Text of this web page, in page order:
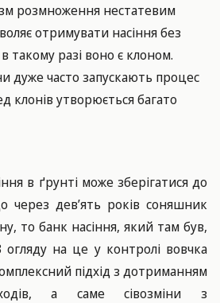
розмноження нестатевим
отримувати насіння без
такому разі воно є клоном.
дуже часто запускають процес
клонів утворюється багато
в ґрунті може зберігатися до
через дев’ять років соняшник
то банк насіння, який там був,
на це у контролі вовчка
підхід з дотриманням
а саме сівозміни з